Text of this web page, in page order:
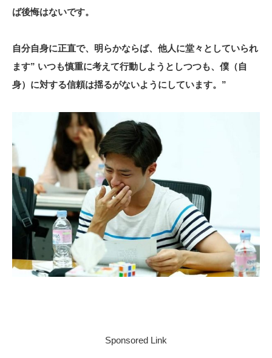
ば後悔はないです。
自分自身に正直で、明らかならば、他人に堂々としていられ
ます” いつも慎重に考えて行動しようとしつつも、僕（自
身）に対する信頼は揺るがないようにしています。”
Sponsored Link